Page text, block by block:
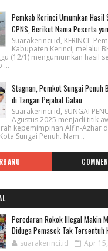
Pemkab Kerinci Umumkan Hasil
CPNS, Berikut Nama Peserta
Suarakerinci.id, KERINCI-
Kabupaten Kerinci, melalui
(12/1) mengumumkan hasil
...
Stagnan, Pemkot Sungai Penuh
di Tangan Pejabat Galau
Suarakerinci.id, SUNGAI
Agustus 2025 menjadi titik
kepemimpinan Alfin-Azhar
Sungai Penuh. Nam...
Peredaran Rokok Illegal Makin
Diduga Pemasok Tak Tersentuh
suarakerinci.id Apr